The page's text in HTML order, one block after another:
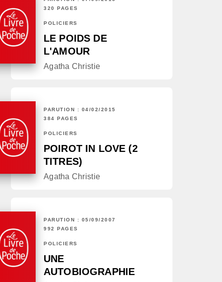
320 PAGES
POLICIERS
LE POIDS DE
L'AMOUR
Agatha Christie
PARUTION : 04/02/2015
384 PAGES
POLICIERS
POIROT IN LOVE (2
TITRES)
Agatha Christie
PARUTION : 05/09/2007
992 PAGES
POLICIERS
UNE
AUTOBIOGRAPHIE